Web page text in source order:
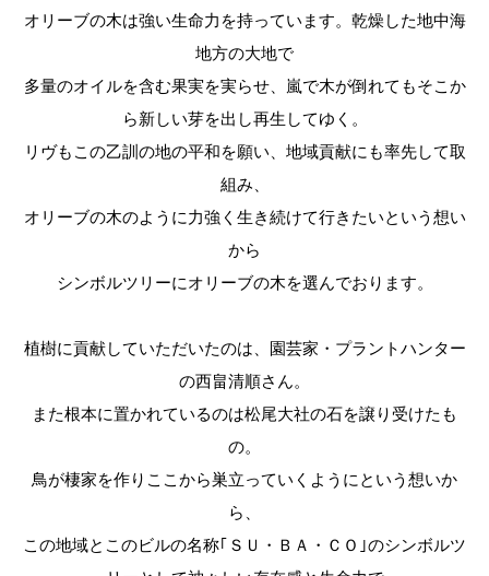
オリーブの木は強い生命力を持っています。乾燥した地中海
地方の大地で
多量のオイルを含む果実を実らせ、嵐で木が倒れてもそこか
ら新しい芽を出し再生してゆく。
リヴもこの乙訓の地の平和を願い、地域貢献にも率先して取
組み、
オリーブの木のように力強く生き続けて行きたいという想い
から
シンボルツリーにオリーブの木を選んでおります。
植樹に貢献していただいたのは、園芸家・プラントハンター
の西畠清順さん。
また根本に置かれているのは松尾大社の石を譲り受けたも
の。
鳥が棲家を作りここから巣立っていくようにという想いか
ら、
この地域とこのビルの名称｢ＳＵ・ＢＡ・ＣＯ｣のシンボルツ